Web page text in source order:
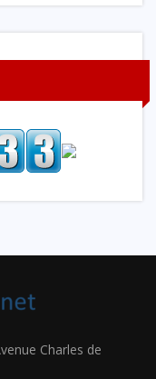
Charles de